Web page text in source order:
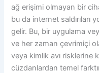
ağ erişimi olmayan bir
bu da internet saldırıları
gelir. Bu, bir uygulama
ve her zaman çevrimiçi
veya kimlik avı risklerine
cüzdanlardan temel